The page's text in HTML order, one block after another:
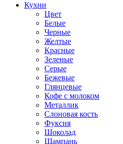
Кухни
Цвет
Белые
Черные
Желтые
Красные
Зеленые
Серые
Бежевые
Глянцевые
Кофе с молоком
Металлик
Слоновая кость
Фуксия
Шоколад
Шампань